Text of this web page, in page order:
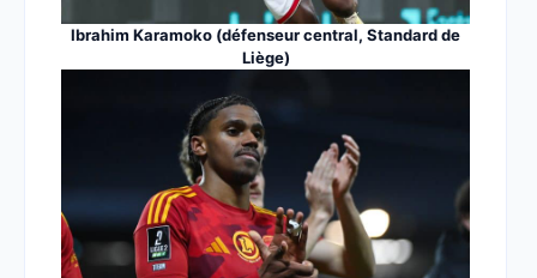
Ibrahim Karamoko (défenseur central, Standard de
Liège)